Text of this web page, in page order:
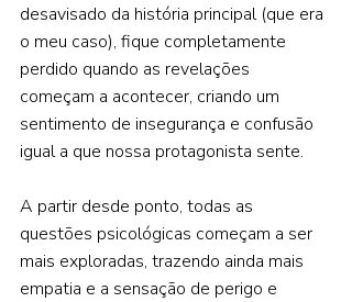
desavisado da história principal (que era
o meu caso), fique completamente
perdido quando as revelações
começam a acontecer, criando um
sentimento de insegurança e confusão
igual a que nossa protagonista sente.
A partir desde ponto, todas as
questões psicológicas começam a ser
mais exploradas, trazendo ainda mais
empatia e a sensação de perigo e